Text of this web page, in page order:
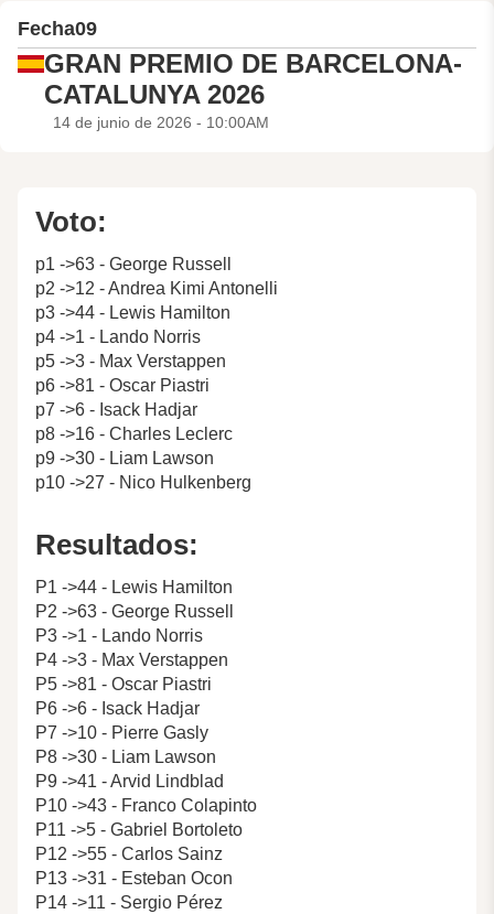
Fecha09
GRAN PREMIO DE BARCELONA-
CATALUNYA 2026
14 de junio de 2026 - 10:00AM
Voto:
p1 ->63 - George Russell
p2 ->12 - Andrea Kimi Antonelli
p3 ->44 - Lewis Hamilton
p4 ->1 - Lando Norris
p5 ->3 - Max Verstappen
p6 ->81 - Oscar Piastri
p7 ->6 - Isack Hadjar
p8 ->16 - Charles Leclerc
p9 ->30 - Liam Lawson
p10 ->27 - Nico Hulkenberg
Resultados:
P1 ->44 - Lewis Hamilton
P2 ->63 - George Russell
P3 ->1 - Lando Norris
P4 ->3 - Max Verstappen
P5 ->81 - Oscar Piastri
P6 ->6 - Isack Hadjar
P7 ->10 - Pierre Gasly
P8 ->30 - Liam Lawson
P9 ->41 - Arvid Lindblad
P10 ->43 - Franco Colapinto
P11 ->5 - Gabriel Bortoleto
P12 ->55 - Carlos Sainz
P13 ->31 - Esteban Ocon
P14 ->11 - Sergio Pérez